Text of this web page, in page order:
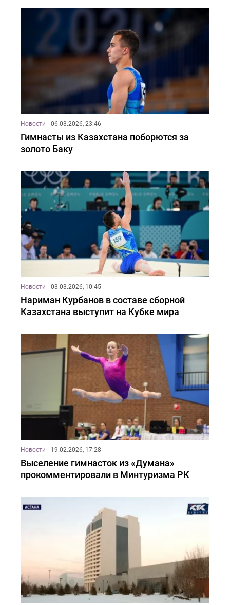
Новости 06.03.2026, 23:46
Гимнасты из Казахстана поборются за
золото Баку
Новости 03.03.2026, 10:45
Нариман Курбанов в составе сборной
Казахстана выступит на Кубке мира
Новости 19.02.2026, 17:28
Выселение гимнасток из «Думана»
прокомментировали в Минтуризма РК